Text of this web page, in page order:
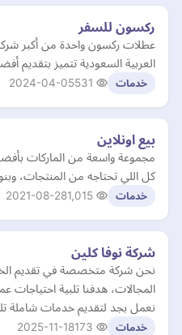
ركسون للسفر
عطلات ركسون واحدة من أكبر
العربية السعودية تتميز بتقديم
خدمات 2024-04-05
بيع اونلاين
مجموعة واسعة من الماركات
كل اللي تحتاجه من المنتجات،
خدمات 2021-08-28
شركة نوفا كلين
نحن شركة متخصصة في تقديم
المجالات، هدفنا تلبية احتياجات
نعمل بجد لتقديم خدمات شاملة
خدمات 2025-11-18